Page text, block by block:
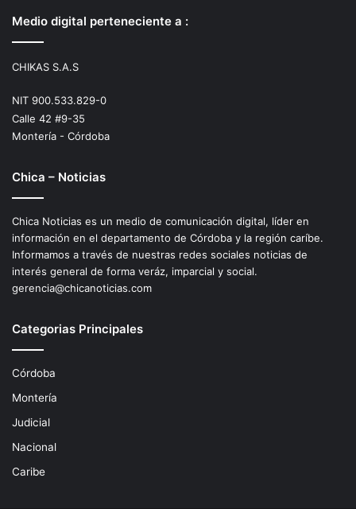
Medio digital perteneciente a :
CHIKAS S.A.S
NIT 900.533.829-0
Calle 42 #9-35
Montería - Córdoba
Chica – Noticias
Chica Noticias es un medio de comunicación digital, líder en
información en el departamento de Córdoba y la región caríbe.
Informamos a través de nuestras redes sociales noticias de
interés general de forma veráz, imparcial y social.
gerencia@chicanoticias.com
Categorias Principales
Córdoba
Montería
Judicial
Nacional
Caribe